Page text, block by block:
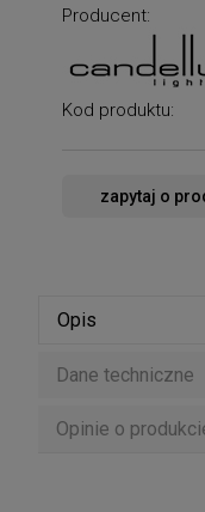
Producent:
Kod produktu:
zapytaj o
Opis
Dane techniczne
Opinie o